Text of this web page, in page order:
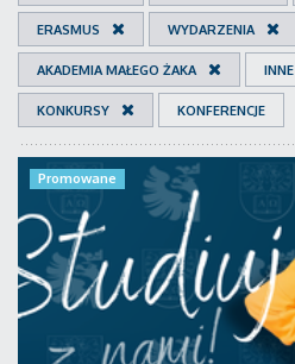
ERASMUS WYDARZENIA
AKADEMIA MAŁEGO ŻAKA INNE
KONKURSY KONFERENCJE
Promowane